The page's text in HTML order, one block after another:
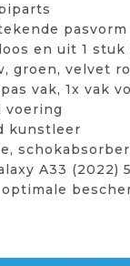
en uit 1 stuk
groen, velvet
vak, 1x vak
voering
kunstleer
A33 (2022)
optimale